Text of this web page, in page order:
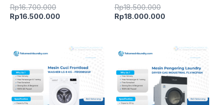
Rp16.700.000
Rp16.500.000
Rp18.500.000
Rp18.000.000